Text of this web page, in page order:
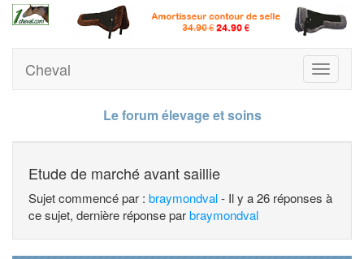
Toggle
Cheval
Le forum élevage et soins
Etude de marché avant saillie
Sujet commencé par : braymondval- Il y a 26 réponses à
ce sujet, dernière réponse parbraymondval